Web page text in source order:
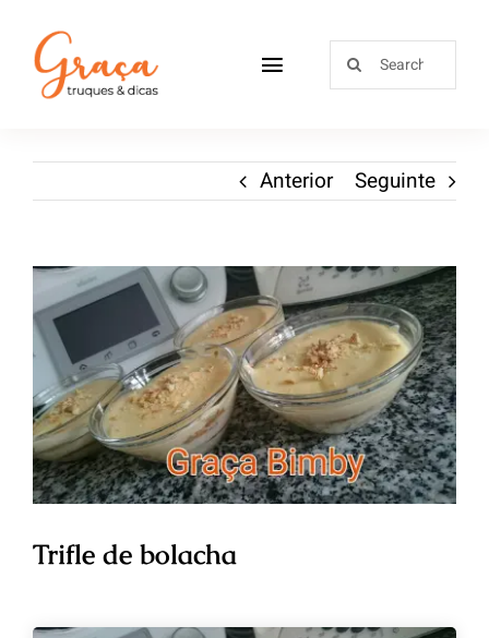
Receitas
Sobre
Loja
Blog
Contactos
Anterior Seguinte
Trifle de bolacha